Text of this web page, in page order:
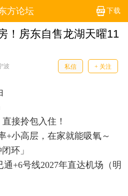
下载
方论坛
！房东自售龙湖天曜11
波 私信 + 关注
接拎包入住！
+小高层，在家就能吸氧～
环」
+6号线2027年直达机场（明